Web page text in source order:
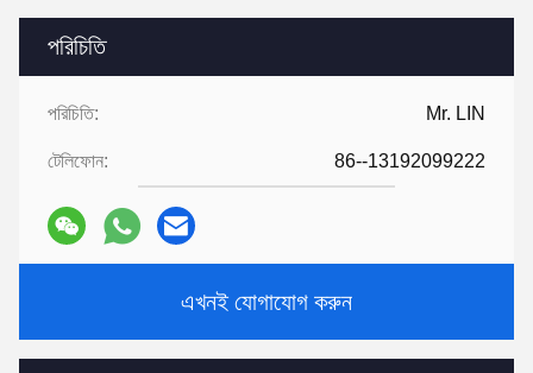
পরিচিতি
পরিচিতি: Mr. LIN
টেলিফোন: 86--13192099222
এখনই যোগাযোগ করুন